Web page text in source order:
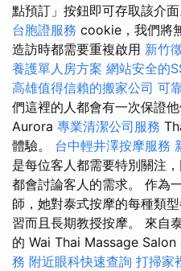
點預訂」按鈕即可存取該介
台胞證服務 cookie，我們將
造訪時都需要重複啟用 新竹
養護單人房方案 網站安全的
高雄值得信賴的搬家公司 可
們這裡的人都會有一次保證
Aurora 專業清潔公司服務
體驗。 台中輕井澤按摩服務
是每位客人都需要特別關注
都會討論客人的需求。 作為
師，她對泰式按摩的每種類
習而且長期教授按摩。 來自
的 Wai Thai Massage Salon
務 附近眼科快速查詢 打掃家